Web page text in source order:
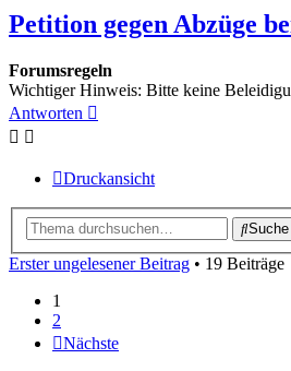
Petition gegen Abzüge
Forumsregeln
Wichtiger Hinweis: Bitte keine
Antworten
Druckansicht
Suche
Erster ungelesener Beitrag • 19 Beiträge
1
2
Nächste